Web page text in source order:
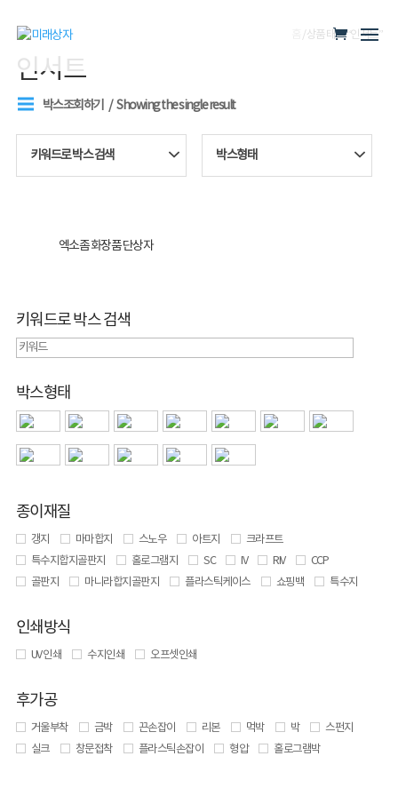
/ 상품 태그 “인서트”
인서트
박스조회하기 Showing the single result
키워드로 박스 검색 박스형태
엑소좀 화장품 단상자
키워드로 박스 검색
박스형태
종이재질
갱지 마마합지 스노우 아트지
크라프트
특수지합지골판지
홀로그램지 SC IV RIV
CCP
골판지
마니라합지골판지 플라스틱케이스 쇼핑백 특수지
인쇄방식
UV 인쇄 수지인쇄 오프셋인쇄
후가공
거울부착 금박 끈손잡이 리본 먹박 박
스펀지
실크
창문접착 플라스틱손잡이 형압 홀로그램박